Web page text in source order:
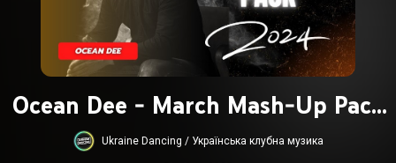
Ocean Dee - March Mash-Up Pack
2024
Ukraine Dancing / Українська клубна музика